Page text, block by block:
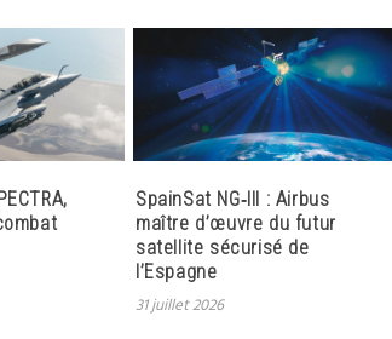
SpainSat NG‑III : Airbus
maître d’œuvre du futur
satellite sécurisé de
l’Espagne
31 juillet 2026